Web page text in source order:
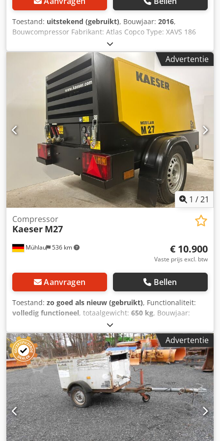
Toestand: uitstekend (gebruikt), Bouwjaar: 2016,
Bouwcompressor Fabrikant: Atlas Copco Type: XAVS 186
Bouwjaar: 2016 Bedrijfsuren: ca. 657 u - Maximale druk: 14
bar - Volume stroom: max. 11,4 m³/h - Vermogen: 104 kW
Dsdowubzropfx Afkjck - Motor: John Deere 4045HAC05 -
Nakoeler - Waterafscheider - Gewicht: ca. 2,45 t
Advertentie
1 /21
Mühlau 536 km
Compressor
Kaeser M27
€ 10.900
Vaste prijs excl. btw
Aanvragen Bellen
Toestand: zo goed als nieuw (gebruikt), Functionaliteit:
volledig functioneel, totaalgewicht: 650 kg, Bouwjaar:
, Kaeser M27
persluchtcompressor, type "B" en "E", slechts 25 uur
gebruikt Prijs netto: 10.900 € bruto: 12.971 € Bouwjaar:
2021 Eerste registratie: 2021 Gebruiksuren: 25 Zeer goede
staat, zie foto's/als nieuw Persluchtbehandelingsunit "B"
Nakoeler / warmtewisselaar / nawarmer /
gereedschapsoliepomp 2 uitlaten "B" en "E" Prijs netto,
plus 19% BTW Debiet: 2,7 m³/min Druk tot 10 bar Motor:
Kubota diesel Dsdpozidy Dsfx Afkeck Gewicht: 700 kg Staat:
zie foto's Documenten aanwezig (kentekenbewijs deel 2 /
kentekenbewijs deel 1) Trekhaak verstelbaar met kogelkop
Verkoop aan bedrijven / handel Een factuur met vermelde
Advertentie